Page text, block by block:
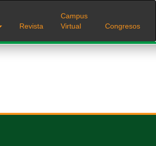
Revista
Campus
Virtual
Congresos